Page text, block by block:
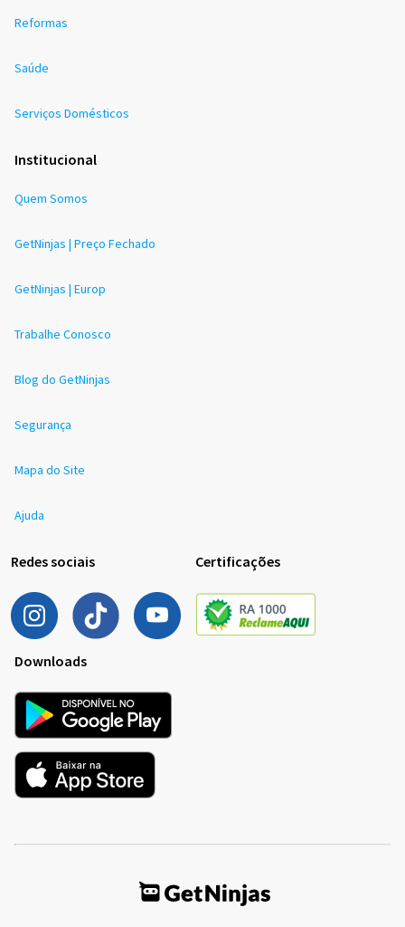
Reformas
Saúde
Serviços Domésticos
Institucional
Quem Somos
GetNinjas | Preço Fechado
GetNinjas | Europ
Trabalhe Conosco
Blog do GetNinjas
Segurança
Mapa do Site
Ajuda
Redes sociais Certificações
Downloads